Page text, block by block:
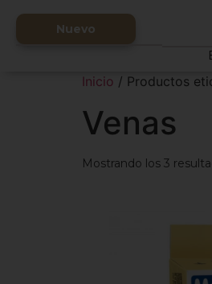
Nuevo
Inicio / Productos
Venas
Mostrando los 3